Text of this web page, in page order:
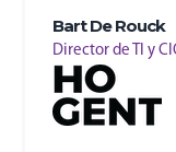
Bart De Rouck
Director de TI y